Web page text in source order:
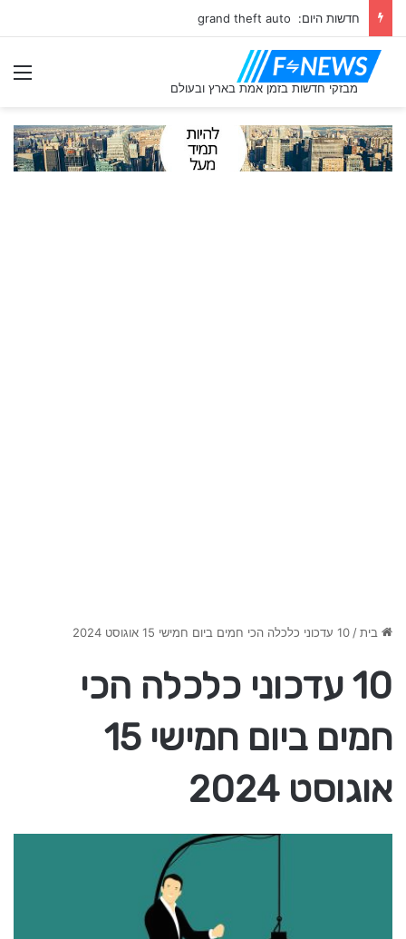
חדשות היום: grand theft auto
בית/10 עדכוני כלכלה הכי חמים ביום חמישי 15 אוגוסט 2024
10 עדכוני כלכלה הכי
חמים ביום חמישי 15
אוגוסט 2024